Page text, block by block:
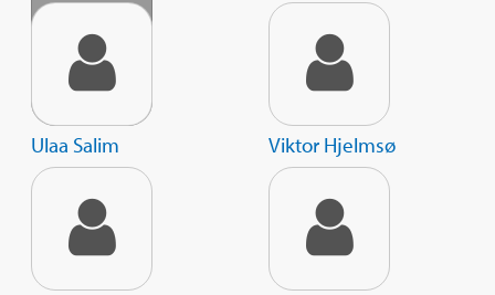
Ulaa Salim Viktor Hjelmsø